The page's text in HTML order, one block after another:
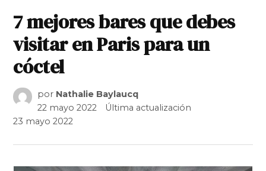
7 mejores bares que debes
visitar en Paris para un
cóctel
por Nathalie Baylaucq
22 mayo 2022
Última actualización
23 mayo 2022